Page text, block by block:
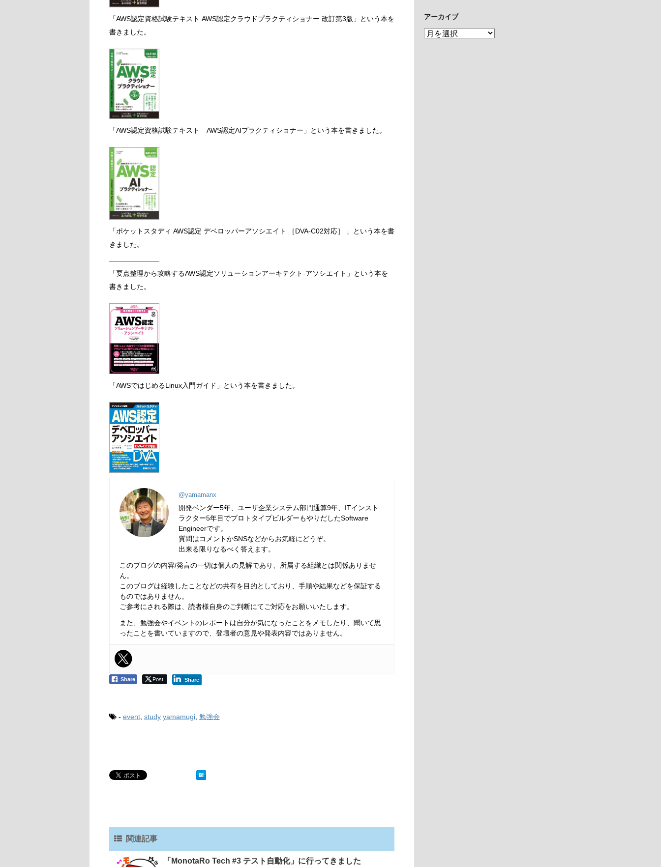
「AWS認定資格試験テキスト AWS認定クラウドプラクティショナー 改訂第3版」という本を
書きました。
「AWS認定資格試験テキスト AWS認定AIプラクティショナー」という本を書きました。
「ポケットスタディ AWS認定 デベロッパーアソシエイト ［DVA-C02対応］ 」という本を書
きました。
「要点整理から攻略するAWS認定ソリューションアーキテクト-アソシエイト」という本を
書きました。
「AWSではじめるLinux入門ガイド」という本を書きました。
@yamamanx
開発ベンダー5年、ユーザ企業システム部門通算9年、ITインスト
ラクター5年目でプロトタイプビルダーもやりだしたSoftware
Engineerです。
質問はコメントかSNSなどからお気軽にどうぞ。
出来る限りなるべく答えます。
このブログの内容/発言の一切は個人の見解であり、所属する組織とは関係ありませ
ん。
このブログは経験したことなどの共有を目的としており、手順や結果などを保証する
ものではありません。
ご参考にされる際は、読者様自身のご判断にてご対応をお願いいたします。
また、勉強会やイベントのレポートは自分が気になったことをメモしたり、聞いて思
ったことを書いていますので、登壇者の意見や発表内容ではありません。
Share Post Share
- event study yamamugi 勉強会
関連記事
「MonotaRo Tech #3 テスト自動化」に行ってきました
アーカイブ
ア